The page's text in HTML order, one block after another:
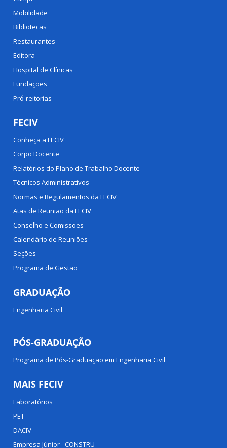
Mobilidade
Bibliotecas
Restaurantes
Editora
Hospital de Clínicas
Fundações
Pró-reitorias
FECIV
Conheça a FECIV
Corpo Docente
Relatórios do Plano de Trabalho Docente
Técnicos Administrativos
Normas e Regulamentos da FECIV
Atas de Reunião da FECIV
Conselho e Comissões
Calendário de Reuniões
Seções
Programa de Gestão
GRADUAÇÃO
Engenharia Civil
PÓS-GRADUAÇÃO
Programa de Pós-Graduação em Engenharia Civil
MAIS FECIV
Laboratórios
PET
DACIV
Empresa Júnior - CONSTRU